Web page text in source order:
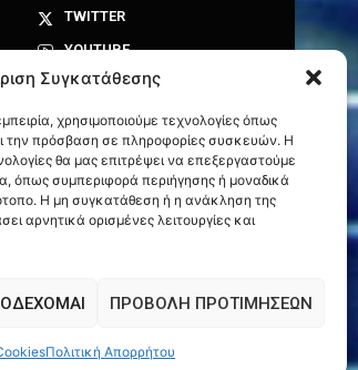
Συγκατάθεσης
χρησιμοποιούμε τεχνολογίες όπως
την πρόσβαση σε πληροφορίες συσκευών. Η
θα μας επιτρέψει να επεξεργαστούμε
όπως συμπεριφορά περιήγησης ή μοναδικά
Η μη συγκατάθεση ή η ανάκληση της
αρνητικά ορισμένες λειτουργίες και
ΠΡΟΒΟΛΉ ΠΡΟΤΙΜΉΣΕΩΝ
Πολιτική Απορρήτου
TWITTER
YOUTUBE